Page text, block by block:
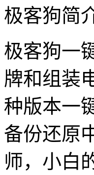
极客狗简
极客狗一
牌和组装
种版本一
备份还原
师，小白